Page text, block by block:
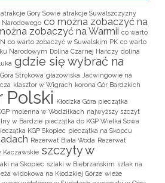
atrakcje Góry Sowie atrakcje Suwalszczyzny
Narodowego co można zobaczyć na
zobaczyć na Warmii co warto
co warto zobaczyć w Suwalskim PK co warto
Narodowym Dolina Czarnej Hańczy dolina
gdzie się wybrać na
Góra Strękowa głazowiska Jaćwingowie na
klasztor w Wigrach korona Gór Bardzkich
Polski Kłodzka Góra pieczątka
molenna w Wodziłkach najwyższy szczyt
w Bardzie pieczątka do KGP Wielka Sowa
KGP Skopiec pieczątka na Skopcu
Rezerwat Biała Woda Rezerwat
Kaczawskie szczyty w
na Skopiec szlaki w Biebrzańskim szlak na
widokowa na Kłodzkiej Górze wieże